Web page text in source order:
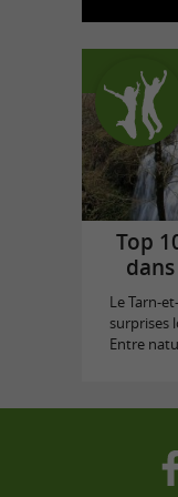
Top
Le Tarn-
surprises
Entre